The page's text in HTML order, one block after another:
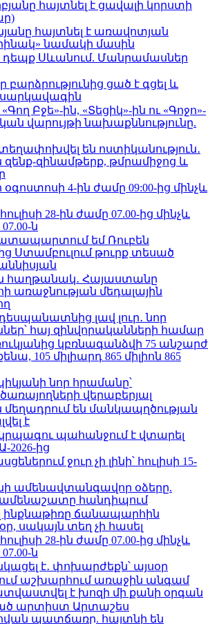
հայտնել է ցավալի կորստի
հայտնել է առավոտյան
նամակի մասին
Սևանում. Մանրամասներ
բարձրությունից ցած է գցել և
սարկավագին
Բջե»-ին, «Տեցիկ»-ին ու «Գոջո»-
վարույթի նախաքննությունը.
են ոստիկանություն․
զենք-զինամթերք, թմրամիջոց և
օգոստոսի 4-ին ժամը 09:00-ից մինչև
28-ին ժամը 07.00-ից մինչև
ն
եմ Ռուբեն
Ստամբուլում թուրք տեսած
Հայաստանը
առաջնության մեդալային
լավ լուր․ նոր
հայ զինվորականների համար
կբռնագանձվի 75 անշարժ
105 միլիարդ 865 միլիոն 865
նոր հրամանը՝
վերաբերյալ
են մանկապղծության
է
պահանջում է վտարել
2026-ից
ջուր չի լինի՝ հուլիսի 15-
ամենավտանգավոր օձերը.
հանդիպում
ինքնաթիռը ճանապարհին
սակայն տեղ չի հասել
28-ին ժամը 07.00-ից մինչև
ն
է․ փոխարժեքն՝ այսօր
աշխարհում առաջին անգամ
է խոզի մի քանի օրգան
արտիստ Արտաշես
պատճառը. հայտնի են